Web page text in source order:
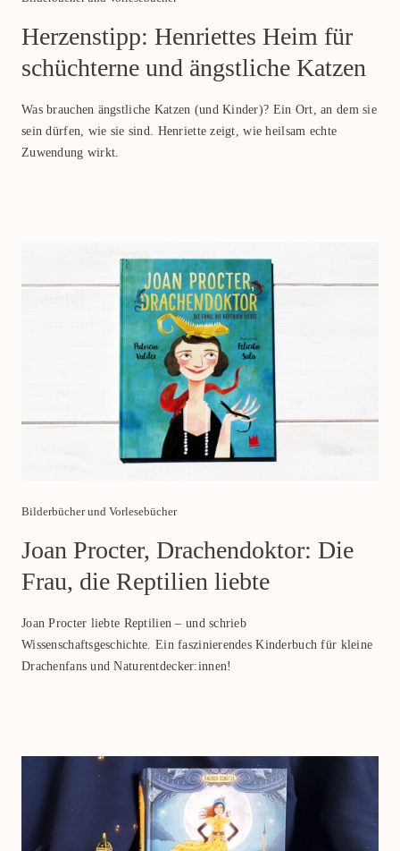
Herzenstipp: Henriettes Heim für
schüchterne und ängstliche Katzen
Was brauchen ängstliche Katzen (und Kinder)? Ein Ort, an dem sie
sein dürfen, wie sie sind. Henriette zeigt, wie heilsam echte
Zuwendung wirkt.
Category
Bilderbücher und Vorlesebücher
Joan Procter, Drachendoktor: Die
Frau, die Reptilien liebte
Joan Procter liebte Reptilien – und schrieb
Wissenschaftsgeschichte. Ein faszinierendes Kinderbuch für kleine
Drachenfans und Naturentdecker:innen!